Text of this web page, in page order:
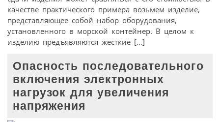
качестве практического примера возьмем изделие,
представляющее собой набор оборудования,
установленного в морской контейнер. В целом к
изделию предъявляются жесткие […]
Опасность последовательного
включения электронных
нагрузок для увеличения
напряжения